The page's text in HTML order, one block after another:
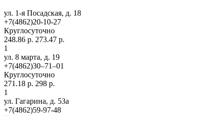
ул. 1-я Посадская, д. 18
+7(4862)20-10-27
Круглосуточно
248.86 р. 273.47 р.
1
ул. 8 марта, д. 19
+7(4862)30‒71‒01
Круглосуточно
271.18 р. 298 р.
1
ул. Гагарина, д. 53а
+7(4862)59-97-48